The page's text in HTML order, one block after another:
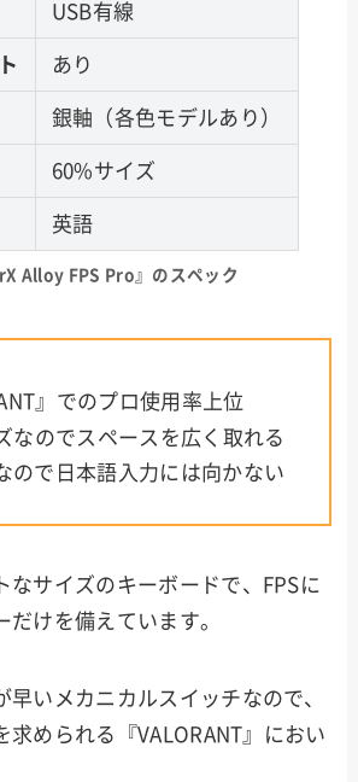
USB有線
あり
銀軸（各色モデルあり）
60%サイズ
英語
Alloy FPS Pro』のスペック
』でのプロ使用率上位
なのでスペースを広く取れる
ので日本語入力には向かない
なサイズのキーボードで、FPSに
だけを備えています。
早いメカニカルスイッチなので、
求められる『VALORANT』におい